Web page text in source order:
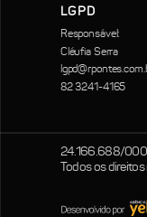
LGPD
Responsável:
Cléufia Serra
82 3241-4165
24.166.688/
Todos os direitos